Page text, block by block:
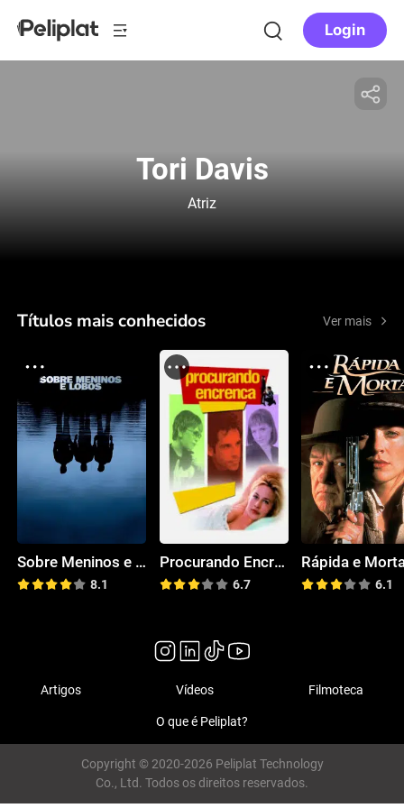
Login
Tori Davis
Atriz
Títulos mais conhecidos Ver mais
Sobre Meninos e Lobos
8.1
Procurando Encrenca
6.7
Rápida e
6.1
Artigos Vídeos Filmoteca
O que é Peliplat?
Copyright © 2020-2026 Peliplat Technology
Co., Ltd. Todos os direitos reservados.